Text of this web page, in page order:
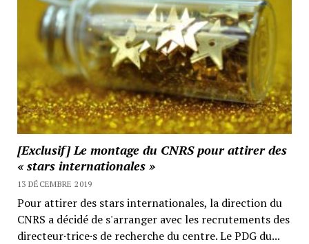
[Exclusif] Le montage du CNRS pour attirer des
« stars internationales »
13 DÉCEMBRE 2019
Pour attirer des stars internationales, la direction du
CNRS a décidé de s'arranger avec les recrutements des
directeur·trice·s de recherche du centre. Le PDG du...